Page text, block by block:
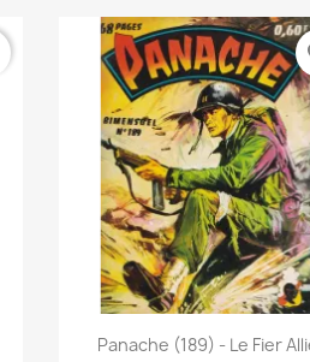
Pikakatselu
Panache (189) - Le Fier